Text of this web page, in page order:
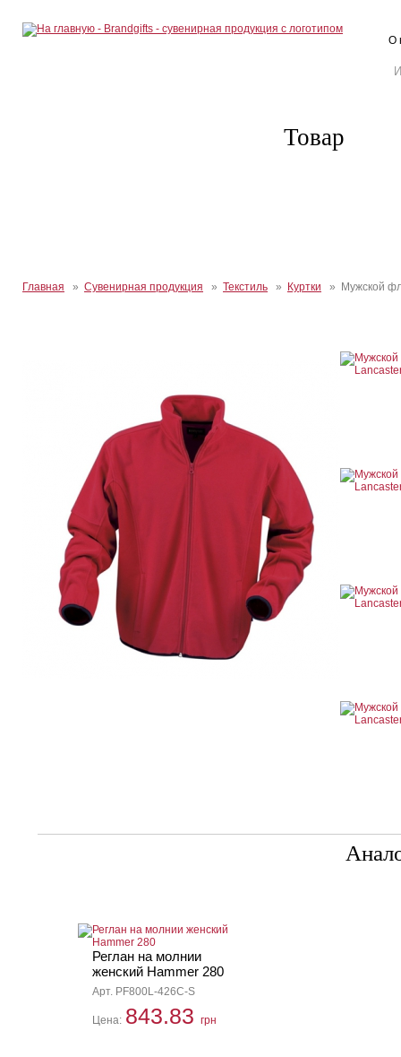
О
Товар
Главная » Сувенирная продукция » Текстиль » Куртки » Мужской
Реглан на молнии
женский Hammer 280
Арт. PF800L-426C-S
Цена: 843.83 грн